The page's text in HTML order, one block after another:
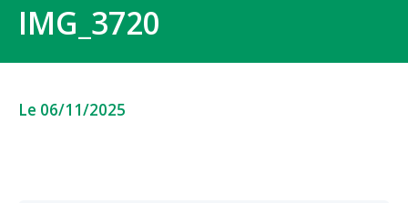
IMG_3720
Le 06/11/2025